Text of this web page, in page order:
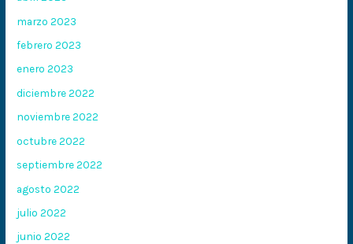
marzo 2023
febrero 2023
enero 2023
diciembre 2022
noviembre 2022
octubre 2022
septiembre 2022
agosto 2022
julio 2022
junio 2022